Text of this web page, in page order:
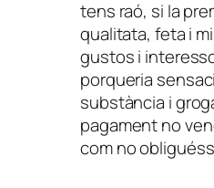
tens raó, si la
qualitata, feta i
gustos i
porqueria
substància i
pagament no
com no